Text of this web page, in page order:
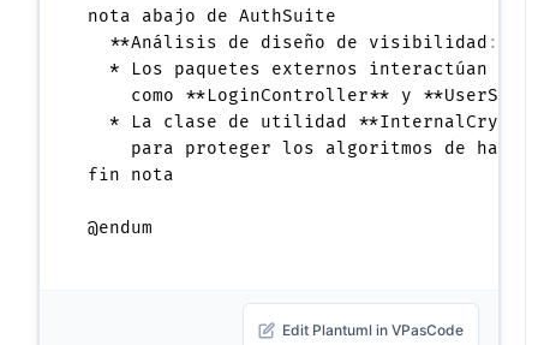
nota abajo de AuthSuite
  **Análisis de diseño de visibilidad
:
* Los paquetes externos interactúan
como **LoginController** y
* La clase de utilidad
para proteger los algoritmos de
fin nota
Edit Plantuml in VPasCode